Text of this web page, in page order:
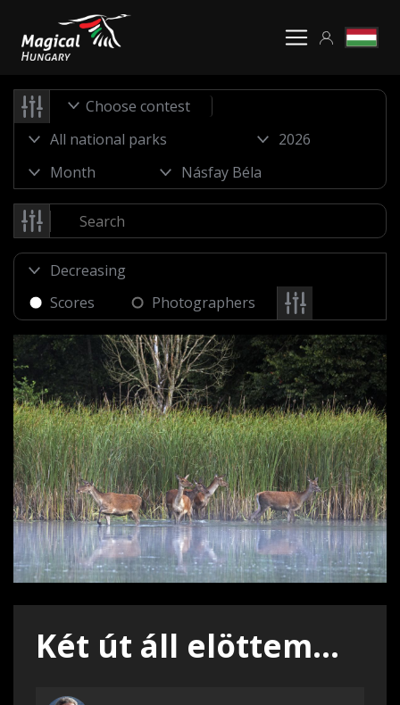
Choose contest
Scores Photographers
Két út áll elöttem...